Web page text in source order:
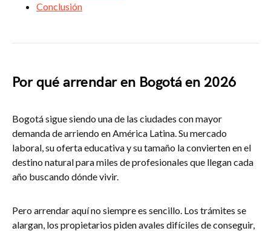
Conclusión
Por qué arrendar en Bogotá en 2026
Bogotá sigue siendo una de las ciudades con mayor
demanda de arriendo en América Latina. Su mercado
laboral, su oferta educativa y su tamaño la convierten en el
destino natural para miles de profesionales que llegan cada
año buscando dónde vivir.
Pero arrendar aquí no siempre es sencillo. Los trámites se
alargan, los propietarios piden avales difíciles de conseguir,